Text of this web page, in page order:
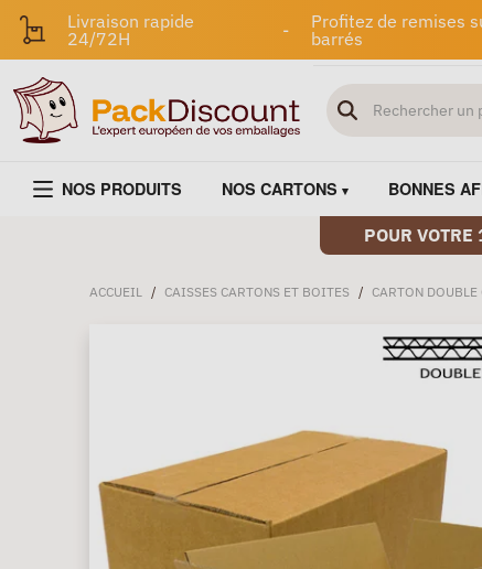
Livraison rapide
24/72H
-
Profitez de remises
barrés
NOS PRODUITS NOS CARTONS BONNES
POUR
ACCUEIL / CAISSES CARTONS ET BOITES / CARTON DOUBLE